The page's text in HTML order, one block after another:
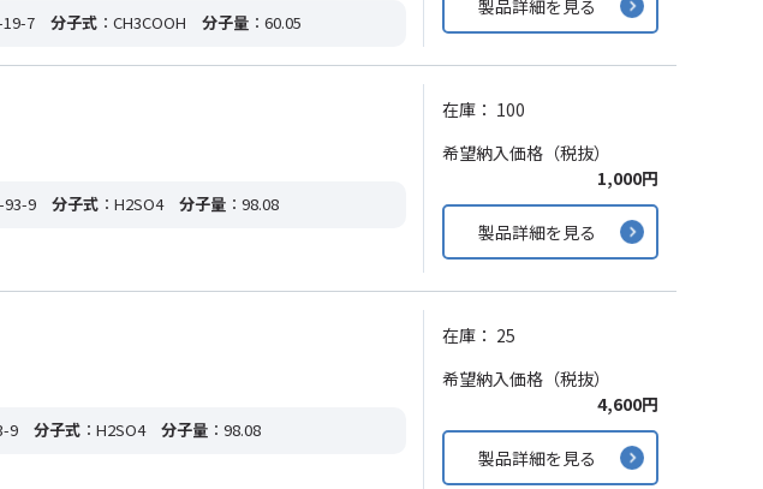
19-7 分子式 ：CH3COOH 分子量 ：60.05
製品詳細を見る
93-9 分子式 ：H2SO4 分子量 ：98.08
在庫： 100
希望納入価格（税抜）
1,000円
製品詳細を見る
9 分子式 ：H2SO4 分子量 ：98.08
在庫： 25
希望納入価格（税抜）
4,600円
製品詳細を見る